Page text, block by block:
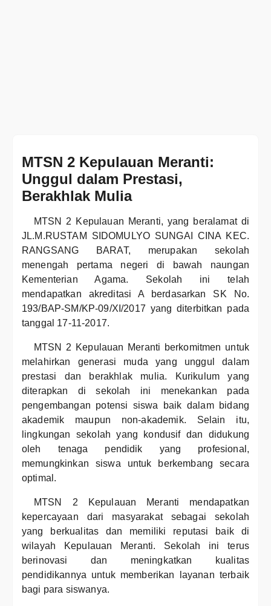
MTSN 2 Kepulauan Meranti:
Unggul dalam Prestasi,
Berakhlak Mulia
MTSN 2 Kepulauan Meranti, yang beralamat di
JL.M.RUSTAM SIDOMULYO SUNGAI CINA KEC.
RANGSANG BARAT, merupakan sekolah
menengah pertama negeri di bawah naungan
Kementerian Agama. Sekolah ini telah
mendapatkan akreditasi A berdasarkan SK No.
193/BAP-SM/KP-09/XI/2017 yang diterbitkan pada
tanggal 17-11-2017.
MTSN 2 Kepulauan Meranti berkomitmen untuk
melahirkan generasi muda yang unggul dalam
prestasi dan berakhlak mulia. Kurikulum yang
diterapkan di sekolah ini menekankan pada
pengembangan potensi siswa baik dalam bidang
akademik maupun non-akademik. Selain itu,
lingkungan sekolah yang kondusif dan didukung
oleh tenaga pendidik yang profesional,
memungkinkan siswa untuk berkembang secara
optimal.
MTSN 2 Kepulauan Meranti mendapatkan
kepercayaan dari masyarakat sebagai sekolah
yang berkualitas dan memiliki reputasi baik di
wilayah Kepulauan Meranti. Sekolah ini terus
berinovasi dan meningkatkan kualitas
pendidikannya untuk memberikan layanan terbaik
bagi para siswanya.